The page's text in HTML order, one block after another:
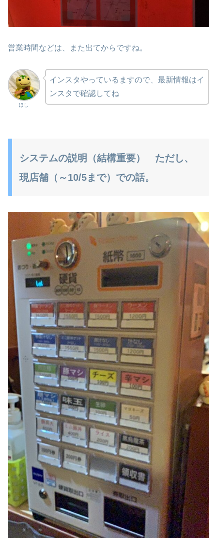
営業時間などは、また出てからですね。
ほし
インスタやっているますので、最新情報はイ
ンスタで確認してね
システムの説明（結構重要） ただし、
現店舗（～10/5まで）での話。